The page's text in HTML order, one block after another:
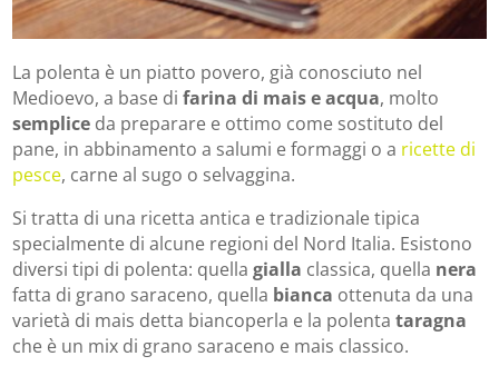
La polenta è un piatto povero, già conosciuto nel
Medioevo, a base difarina di mais e acqua, molto
semplice da preparare e ottimo come sostituto del
pane, in abbinamento a salumi e formaggi o a ricette di
pesce, carne al sugo o selvaggina.
Si tratta di una ricetta antica e tradizionale tipica
specialmente di alcune regioni del Nord Italia. Esistono
diversi tipi di polenta: quellagialla classica, quella nera
fatta di grano saraceno, quella bianca ottenuta da una
varietà di mais detta biancoperla e la polentataragna
che è un mix di grano saraceno e mais classico.